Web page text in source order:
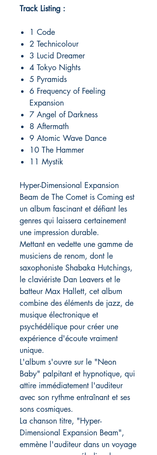
Track Listing :
1 Code
2 Technicolour
3 Lucid Dreamer
4 Tokyo Nights
5 Pyramids
6 Frequency of Feeling
Expansion
7 Angel of Darkness
8 Aftermath
9 Atomic Wave Dance
10 The Hammer
11 Mystik
Hyper-Dimensional Expansion
Beam de The Comet is Coming est
un album fascinant et défiant les
genres qui laissera certainement
une impression durable.
Mettant en vedette une gamme de
musiciens de renom, dont le
saxophoniste Shabaka Hutchings,
le claviériste Dan Leavers et le
batteur Max Hallett, cet album
combine des éléments de jazz, de
musique électronique et
psychédélique pour créer une
expérience d'écoute vraiment
unique.
L'album s'ouvre sur le "Neon
Baby" palpitant et hypnotique, qui
attire immédiatement l'auditeur
avec son rythme entraînant et ses
sons cosmiques.
La chanson titre, "Hyper-
Dimensional Expansion Beam",
emmène l'auditeur dans un voyage